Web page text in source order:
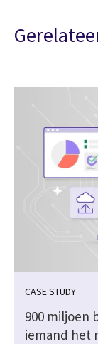
CASE STUDY
900 miljoen
iemand het